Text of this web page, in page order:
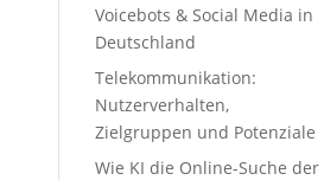
Voicebots & Social Media in
Deutschland
Telekommunikation:
Nutzerverhalten,
Zielgruppen und Potenziale
Wie KI die Online-Suche der